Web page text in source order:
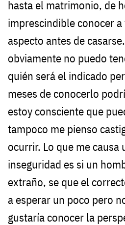
hasta el matrimonio, de
imprescindible conocer
aspecto antes de
obviamente no puedo
quién será el indicado
meses de conocerlo
estoy consciente que
tampoco me pienso
ocurrir. Lo que me causa
inseguridad es si un
extraño, se que el
a esperar un poco pero
gustaría conocer la